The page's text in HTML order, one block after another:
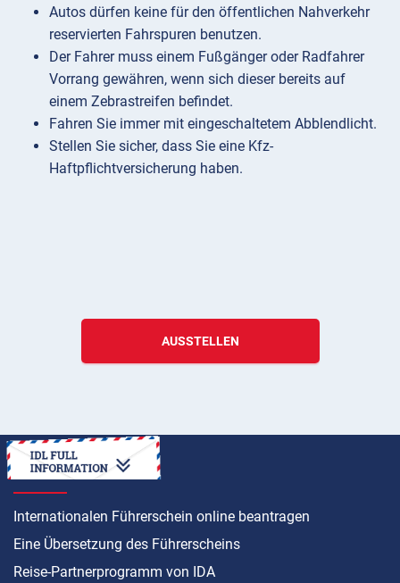
Autos dürfen keine für den öffentlichen Nahverkehr
reservierten Fahrspuren benutzen.
Der Fahrer muss einem Fußgänger oder Radfahrer
Vorrang gewähren, wenn sich dieser bereits auf
einem Zebrastreifen befindet.
Fahren Sie immer mit eingeschaltetem Abblendlicht.
Stellen Sie sicher, dass Sie eine Kfz-
Haftpflichtversicherung haben.
AUSSTELLEN
ANLEITUNG
Internationalen Führerschein online beantragen
Eine Übersetzung des Führerscheins
Reise-Partnerprogramm von IDA